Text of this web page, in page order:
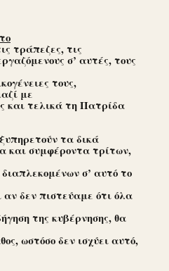
τράπεζες, τις
σ’ αυτές, τους
τους,
με
και τελικά τη Πατρίδα
τα δικά
και συμφέροντα τρίτων,
σ’ αυτό το
δεν πιστεύαμε ότι όλα
της κυβέρνησης, θα
ωστόσο δεν ισχύει αυτό,